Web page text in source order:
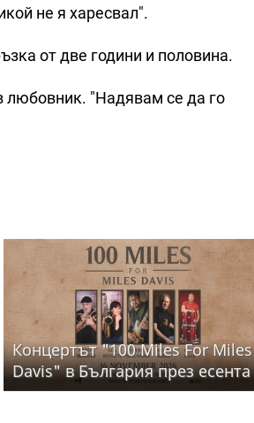
не я харесвал".
от две години и половина.
любовник. "Надявам се да го
Концертът "100 Miles For Miles
Davis" в България през есента